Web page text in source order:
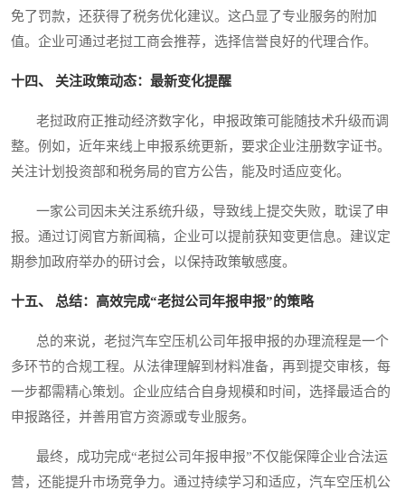
免了罚款，还获得了税务优化建议。这凸显了专业服务的附加
值。企业可通过老挝工商会推荐，选择信誉良好的代理合作。
十四、 关注政策动态：最新变化提醒
老挝政府正推动经济数字化，申报政策可能随技术升级而调
整。例如，近年来线上申报系统更新，要求企业注册数字证书。
关注计划投资部和税务局的官方公告，能及时适应变化。
一家公司因未关注系统升级，导致线上提交失败，耽误了申
报。通过订阅官方新闻稿，企业可以提前获知变更信息。建议定
期参加政府举办的研讨会，以保持政策敏感度。
十五、 总结：高效完成“老挝公司年报申报”的策略
总的来说，老挝汽车空压机公司年报申报的办理流程是一个
多环节的合规工程。从法律理解到材料准备，再到提交审核，每
一步都需精心策划。企业应结合自身规模和时间，选择最适合的
申报路径，并善用官方资源或专业服务。
最终，成功完成“老挝公司年报申报”不仅能保障企业合法运
营，还能提升市场竞争力。通过持续学习和适应，汽车空压机公